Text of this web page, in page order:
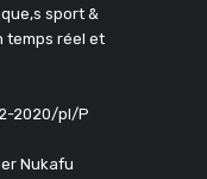
sport &
temps réel et
2020/pl/P
Nukafu